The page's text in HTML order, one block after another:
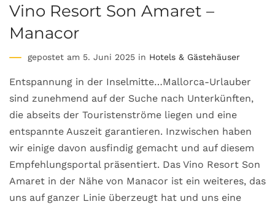
Vino Resort Son Amaret –
Manacor
gepostet am 5. Juni 2025 in Hotels & Gästehäuser
Entspannung in der Inselmitte…Mallorca-Urlauber
sind zunehmend auf der Suche nach Unterkünften,
die abseits der Touristenströme liegen und eine
entspannte Auszeit garantieren. Inzwischen haben
wir einige davon ausfindig gemacht und auf diesem
Empfehlungsportal präsentiert. Das Vino Resort Son
Amaret in der Nähe von Manacor ist ein weiteres, das
uns auf ganzer Linie überzeugt hat und uns eine